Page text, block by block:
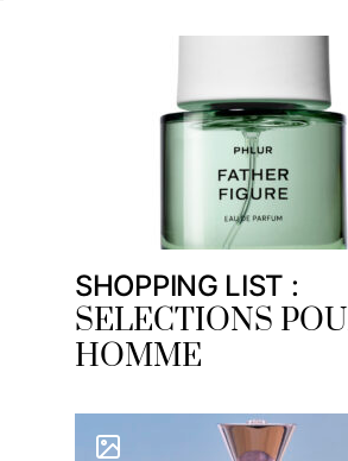
SHOPPING LIST :
SELECTIONS
HOMME